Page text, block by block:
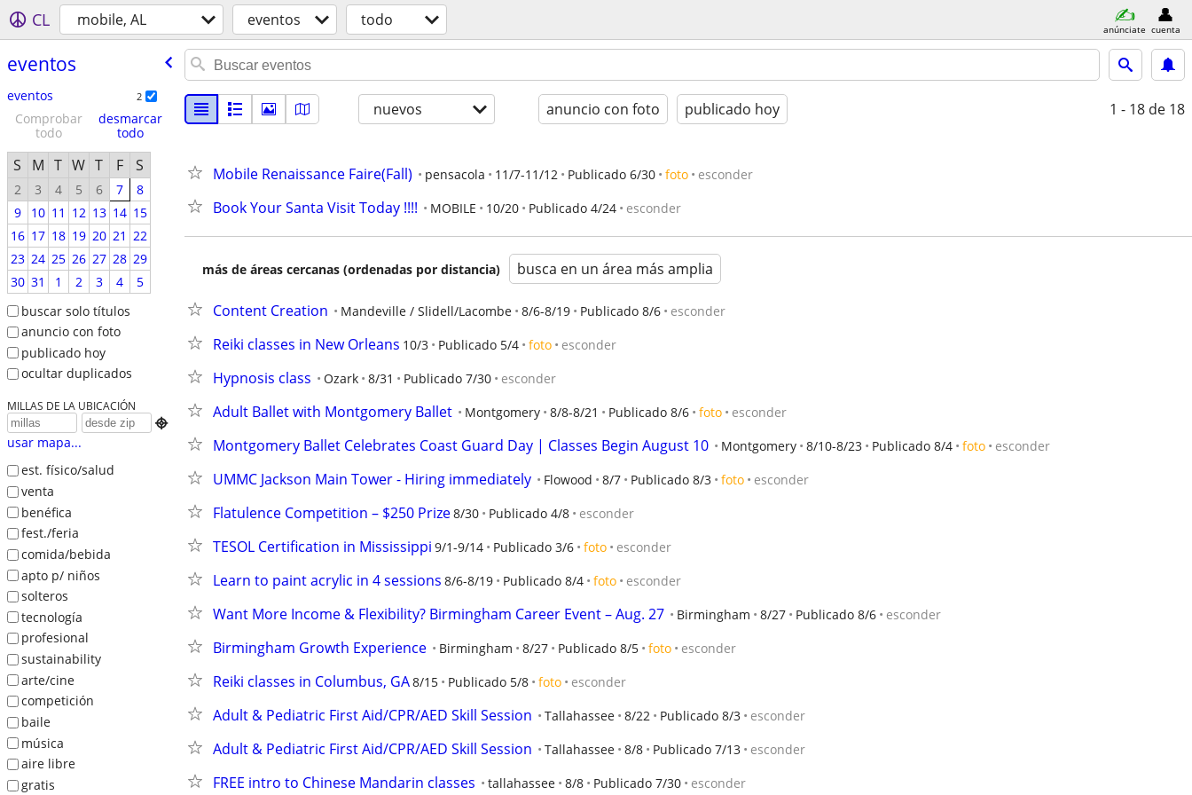
CL mobile, AL eventos todo anúnciate cuenta
eventos
eventos 2
Comprobar
todo
desmarcar
todo
S M T W T F S
2 3 4 5 6 7
8
9
10 11 12 13 14 15
16 17 18 19 20 21 22
23 24 25 26 27 28 29
30 31 1 2 3 4
5
buscar solo títulos
anuncio con foto
publicado hoy
ocultar duplicados
MILLAS DE LA UBICACIÓN

usar mapa...
est. físico/salud
venta
benéfica
fest./feria
comida/bebida
apto p/ niños
solteros
tecnología
profesional
sustainability
arte/cine
competición
baile
música
aire libre
gratis
nuevos anuncio con foto publicado hoy 1 - 18 de 18
Mobile Renaissance Faire(Fall) pensacola 11/7-11/12 Publicado 6/30 foto esconder
Book Your Santa Visit Today !!!! MOBILE 10/20 Publicado 4/24 esconder
más de áreas cercanas (ordenadas por distancia) busca en un área más amplia
Content Creation Mandeville / Slidell/Lacombe 8/6-8/19 Publicado 8/6 esconder
Reiki classes in New Orleans 10/3 Publicado 5/4 foto esconder
Hypnosis class Ozark 8/31 Publicado 7/30 esconder
Adult Ballet with Montgomery Ballet Montgomery 8/8-8/21 Publicado 8/6 foto esconder
Montgomery Ballet Celebrates Coast Guard Day | Classes Begin August 10 Montgomery 8/10-8/23 Publicado 8/4 foto esconder
UMMC Jackson Main Tower - Hiring immediately Flowood 8/7 Publicado 8/3 foto esconder
Flatulence Competition – $250 Prize8/30 Publicado 4/8 esconder
TESOL Certification in Mississippi 9/1-9/14 Publicado 3/6 foto esconder
Learn to paint acrylic in 4 sessions 8/6-8/19 Publicado 8/4 foto esconder
Want More Income & Flexibility? Birmingham Career Event – Aug. 27 Birmingham 8/27 Publicado 8/6 esconder
Birmingham Growth Experience Birmingham 8/27 Publicado 8/5 foto esconder
Reiki classes in Columbus, GA8/15 Publicado 5/8 foto esconder
Adult & Pediatric First Aid/CPR/AED Skill Session Tallahassee 8/22 Publicado 8/3 esconder
Adult & Pediatric First Aid/CPR/AED Skill Session Tallahassee 8/8 Publicado 7/13 esconder
FREE intro to Chinese Mandarin classes tallahassee 8/8 Publicado 7/30 esconder